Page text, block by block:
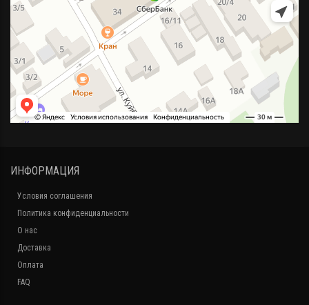
ИНФОРМАЦИЯ
Условия соглашения
Политика конфиденциальности
О нас
Доставка
Оплата
FAQ